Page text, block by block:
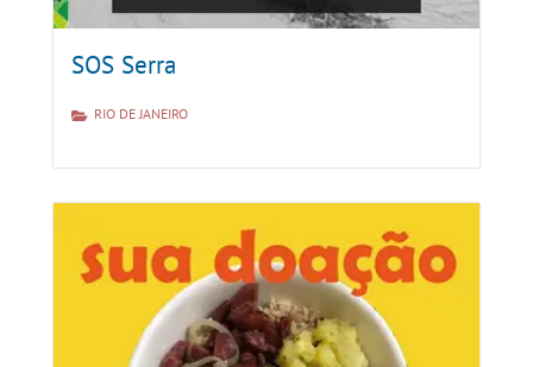
SOS Serra
RIO DE JANEIRO